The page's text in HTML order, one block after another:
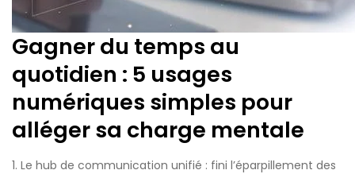
Gagner du temps au
quotidien : 5 usages
numériques simples pour
alléger sa charge mentale
1. Le hub de communication unifié : fini l’éparpillement des